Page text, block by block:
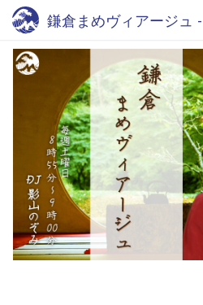
鎌倉まめヴィアージュ